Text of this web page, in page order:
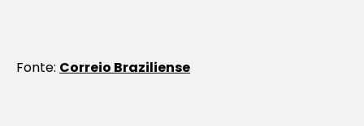
Fonte: Correio Braziliense